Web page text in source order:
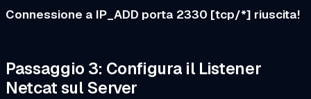
Connessione a IP_ADD porta 2330 [tcp/*] riuscita!
Passaggio 3: Configura il Listener
Netcat sul Server